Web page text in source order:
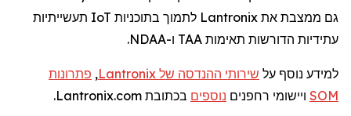
גם ממצבת את Lantronix לתמוך בתוכניות IoT תעשייתיות
עתידיות הדורשות תאימות TAA ו-NDAA.
למידע נוסף על שירותי ההנדסה של Lantronix
, פתרונות
SOM ויישומי רחפנים נוספים בכתובת Lantronix.com.